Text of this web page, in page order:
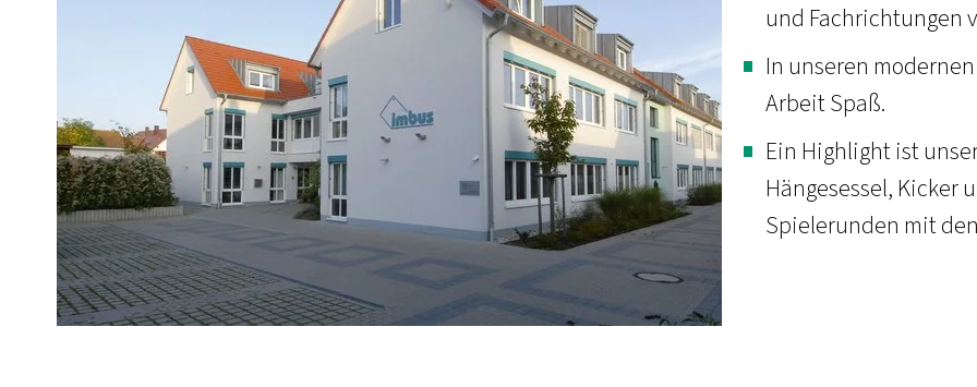
und Fachrichtungen
In unseren
Arbeit Spaß.
Ein Highlight ist
Hängesessel, Kicker
Spielerunden mit